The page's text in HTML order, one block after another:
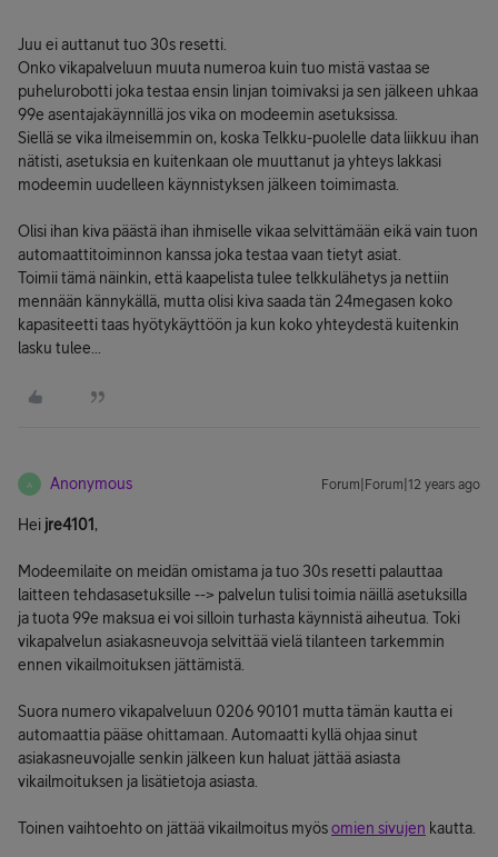
Juu ei auttanut tuo 30s resetti.
Onko vikapalveluun muuta numeroa kuin tuo mistä vastaa se
puhelurobotti joka testaa ensin linjan toimivaksi ja sen jälkeen uhkaa
99e asentajakäynnillä jos vika on modeemin asetuksissa.
Siellä se vika ilmeisemmin on, koska Telkku-puolelle data liikkuu ihan
nätisti, asetuksia en kuitenkaan ole muuttanut ja yhteys lakkasi
modeemin uudelleen käynnistyksen jälkeen toimimasta.
Olisi ihan kiva päästä ihan ihmiselle vikaa selvittämään eikä vain tuon
automaattitoiminnon kanssa joka testaa vaan tietyt asiat.
Toimii tämä näinkin, että kaapelista tulee telkkulähetys ja nettiin
mennään kännykällä, mutta olisi kiva saada tän 24megasen koko
kapasiteetti taas hyötykäyttöön ja kun koko yhteydestä kuitenkin
lasku tulee...
A Anonymous Forum|Forum|12 years ago
Hei jre4101 ,
Modeemilaite on meidän omistama ja tuo 30s resetti palauttaa
laitteen tehdasasetuksille --> palvelun tulisi toimia näillä asetuksilla
ja tuota 99e maksua ei voi silloin turhasta käynnistä aiheutua. Toki
vikapalvelun asiakasneuvoja selvittää vielä tilanteen tarkemmin
ennen vikailmoituksen jättämistä.
Suora numero vikapalveluun 0206 90101 mutta tämän kautta ei
automaattia pääse ohittamaan. Automaatti kyllä ohjaa sinut
asiakasneuvojalle senkin jälkeen kun haluat jättää asiasta
vikailmoituksen ja lisätietoja asiasta.
Toinen vaihtoehto on jättää vikailmoitus myösomien sivujen kautta.